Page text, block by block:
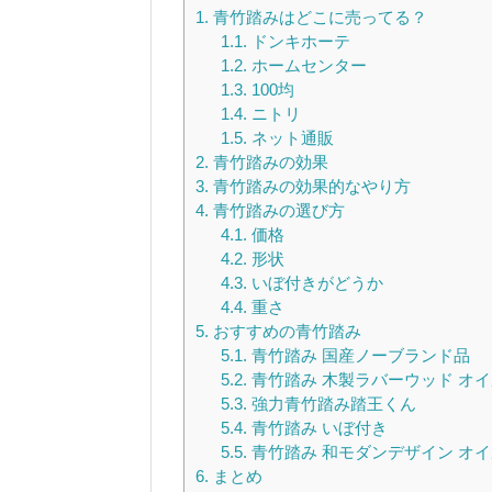
1. 青竹踏みはどこに売ってる？
1.1. ドンキホーテ
1.2. ホームセンター
1.3. 100均
1.4. ニトリ
1.5. ネット通販
2. 青竹踏みの効果
3. 青竹踏みの効果的なやり方
4. 青竹踏みの選び方
4.1. 価格
4.2. 形状
4.3. いぼ付きがどうか
4.4. 重さ
5. おすすめの青竹踏み
5.1. 青竹踏み 国産ノーブランド品
5.2. 青竹踏み 木製ラバーウッド オ
5.3. 強力青竹踏み踏王くん
5.4. 青竹踏み いぼ付き
5.5. 青竹踏み 和モダンデザイン オ
6. まとめ